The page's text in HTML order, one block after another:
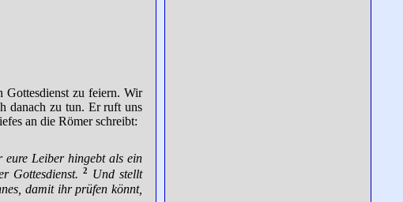
Gottesdienst zu feiern. Wir
danach zu tun. Er ruft uns
an die Römer schreibt:
eure Leiber hingebt als ein
Gottesdienst. 2
Und stellt
damit ihr prüfen könnt,